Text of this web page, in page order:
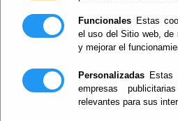
Funcionales Estas
el uso del Sitio web, de
y mejorar el
Personalizadas Estas
empresas
relevantes para sus
Nacional
'Ópera